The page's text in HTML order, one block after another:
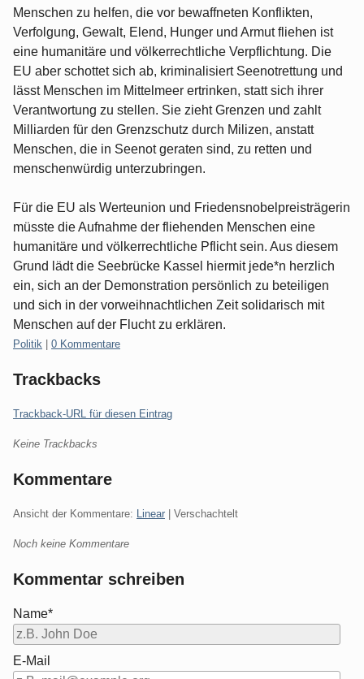
Menschen zu helfen, die vor bewaffneten Konflikten,
Verfolgung, Gewalt, Elend, Hunger und Armut fliehen ist
eine humanitäre und völkerrechtliche Verpflichtung. Die
EU aber schottet sich ab, kriminalisiert Seenotrettung und
lässt Menschen im Mittelmeer ertrinken, statt sich ihrer
Verantwortung zu stellen. Sie zieht Grenzen und zahlt
Milliarden für den Grenzschutz durch Milizen, anstatt
Menschen, die in Seenot geraten sind, zu retten und
menschenwürdig unterzubringen.
Für die EU als Werteunion und Friedensnobelpreisträgerin
müsste die Aufnahme der fliehenden Menschen eine
humanitäre und völkerrechtliche Pflicht sein. Aus diesem
Grund lädt die Seebrücke Kassel hiermit jede*n herzlich
ein, sich an der Demonstration persönlich zu beteiligen
und sich in der vorweihnachtlichen Zeit solidarisch mit
Menschen auf der Flucht zu erklären.
Kategorien:
Politik 0 Kommentare
Trackbacks
Trackback-URL für diesen Eintrag
Keine Trackbacks
Kommentare
Ansicht der Kommentare: Linear | Verschachtelt
Noch keine Kommentare
Kommentar schreiben
Name*
E-Mail